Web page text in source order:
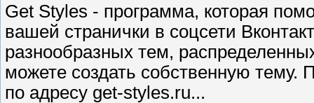
Get Styles - программа, которая
вашей странички в соцсети
разнообразных тем,
можете создать собственную
по адресу get-styles.ru...